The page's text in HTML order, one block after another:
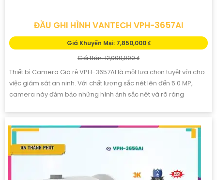
ĐẦU GHI HÌNH VANTECH VPH-3657AI
Giá Khuyến Mại: 7,850,000 ₫
Giá Bán: 12,000,000 ₫
Thiết bị Camera Giá rẻ VPH-3657AI là một lựa chọn tuyệt vời cho
việc giám sát an ninh. Với chất lượng sắc nét lên đến 5.0 MP,
camera này đảm bảo những hình ảnh sắc nét và rõ ràng